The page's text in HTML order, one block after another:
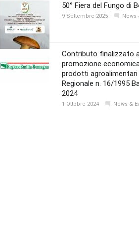
50° Fiera del Fungo di
9 Settembre 2025 News
Contributo finalizzato
promozione
prodotti agroalimentari
Regionale n. 16/1995
2024
1 Ottobre 2024 News &